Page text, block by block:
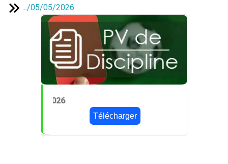
/05/05/2026
Télécharger